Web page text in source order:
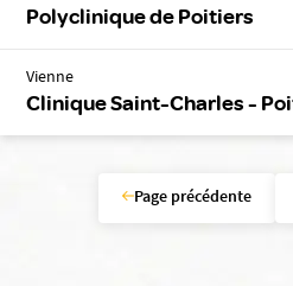
Polyclinique de Poitiers
Vienne
Clinique Saint-Charles -
Page précédente